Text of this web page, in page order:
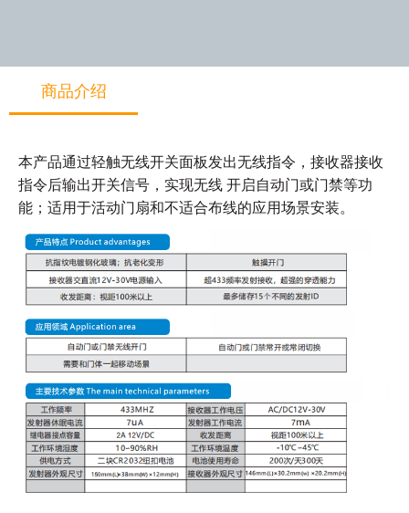
商品介绍
本产品通过轻触无线开关面板发出无线指令，接收器接收
指令后输出开关信号，实现无线 开启自动门或门禁等功
能；适用于活动门扇和不适合布线的应用场景安装。